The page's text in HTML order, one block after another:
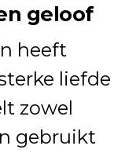
geloof
heeft
liefde
zowel
gebruikt